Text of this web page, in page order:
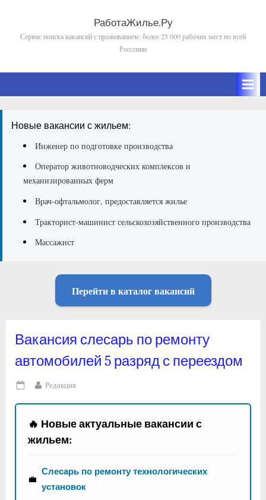
content
РаботаЖилье.Ру
Сервис поиска вакансий с проживанием: более 25 000 рабочих мест по всей
Росссиии
Новые вакансии с жильем:
Инженер по подготовке производства
Оператор животноводческих комплексов и
механизированных ферм
Врач-офтальмолог, предоставляется жилье
Тракторист-машинист сельскохозяйственного производства
Массажист
Перейти в каталог вакансий
Вакансия слесарь по ремонту
автомобилей 5 разряд с переездом
Posted
on
By
Редакция
🔥 Новые актуальные вакансии с
жильем:
💼
Слесарь по ремонту технологических
установок